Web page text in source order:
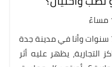
صوت المدينة - رائد العودة ‎قبل حوالي 7 سنوات وأنا في مدينة جدة
يظهر عليه أثر